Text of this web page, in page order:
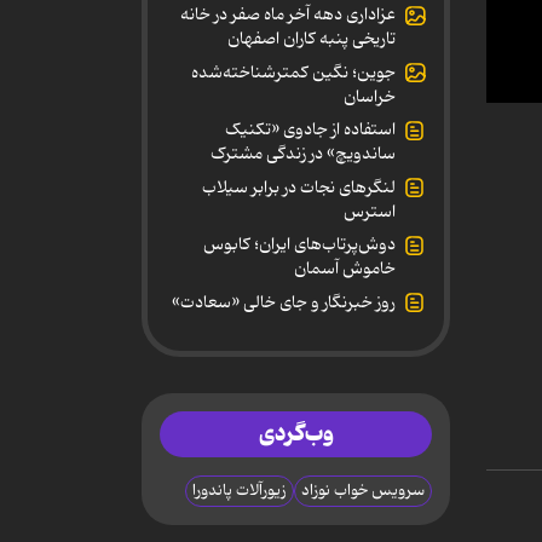
0
عزاداری دهه آخر ماه صفر در خانه
تاریخی پنبه کاران اصفهان
جوین؛ نگین کمترشناخته‌شده
خراسان
استفاده از جادوی «تکنیک
ساندویچ» در زندگی مشترک
لنگرهای نجات در برابر سیلاب
استرس
دوش‌پرتاب‌های ایران؛ کابوس
خاموش آسمان
روز خبرنگار و جای خالی «سعادت»
وب‌گردی
سرویس خواب نوزاد زیورآلات پاندورا